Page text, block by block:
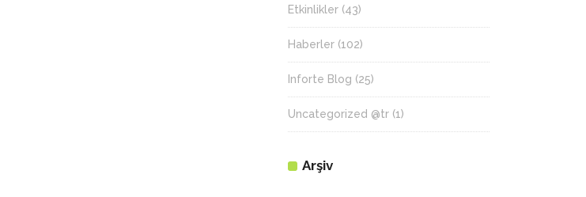
Etkinlikler (43)
Haberler (102)
Inforte Blog (25)
Uncategorized @tr (1)
Arşiv